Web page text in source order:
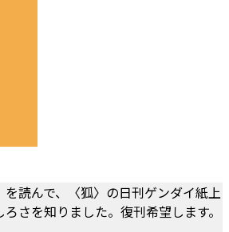
を読んで、〈狐〉の日刊ゲンダイ紙上
さを知りました。復刊希望します。